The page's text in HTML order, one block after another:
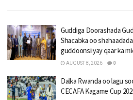
Guddiga Doorashada
Shacabka oo
guddoonsiiyay qaar ka
AUGUST 8, 2026 0
Dalka Rwanda oo lagu
CECAFA Kagame Cup